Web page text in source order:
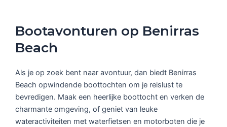
Bootavonturen op Benirras
Beach
Als je op zoek bent naar avontuur, dan biedt Benirras
Beach opwindende boottochten om je reislust te
bevredigen. Maak een heerlijke boottocht en verken de
charmante omgeving, of geniet van leuke
wateractiviteiten met waterfietsen en motorboten die je